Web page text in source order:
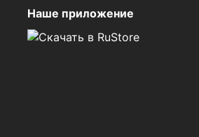
Наше приложение